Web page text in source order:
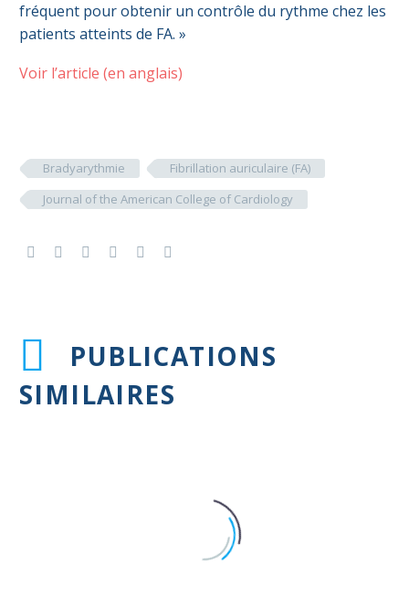
fréquent pour obtenir un contrôle du rythme chez les
patients atteints de FA. »
Voir l’article (en anglais)
Bradyarythmie
Fibrillation auriculaire (FA)
Journal of the American College of Cardiology
PUBLICATIONS
SIMILAIRES